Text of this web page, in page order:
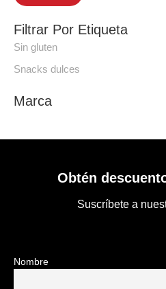
Filtrar Por Etiqueta
Sin gluten
Snacks dulces
Marca
Obtén
Suscríbete a
Nombre